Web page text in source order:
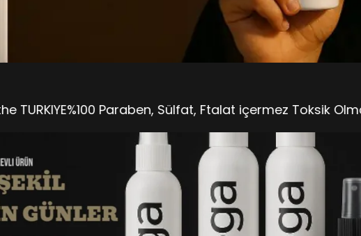
ㅤㅤ%100 Paraben, Sülfat, Ftalat içermezㅤㅤㅤㅤㅤㅤ Toksik Olmayan,